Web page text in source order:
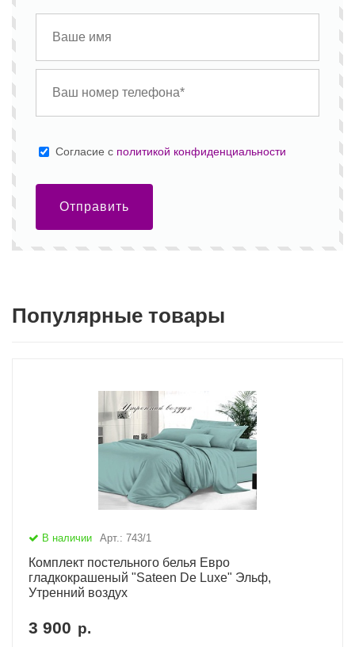
Cогласие с политикой конфиденциальности
Отправить
Популярные товары
В наличии Арт.: 743/1
Комплект постельного белья Евро
гладкокрашеный "Sateen De Luxe" Эльф,
Утренний воздух
3 900 р.